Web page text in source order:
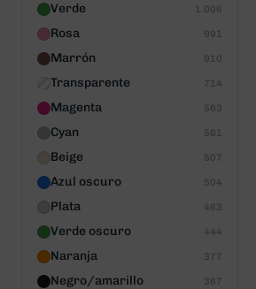
Verde 1.006
Rosa 991
Marrón 910
Transparente 714
Magenta 563
Cyan 561
Beige 507
Azul oscuro 504
Plata 463
Verde oscuro 444
Naranja 377
Negro/amarillo 367